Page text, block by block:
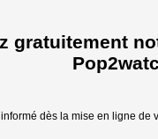
gratuitement
dès la mise en ligne de